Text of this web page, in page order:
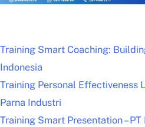
Training Smart Coaching:
Indonesia
Training Personal Effectiveness
Parna Industri
Training Smart Presentation –